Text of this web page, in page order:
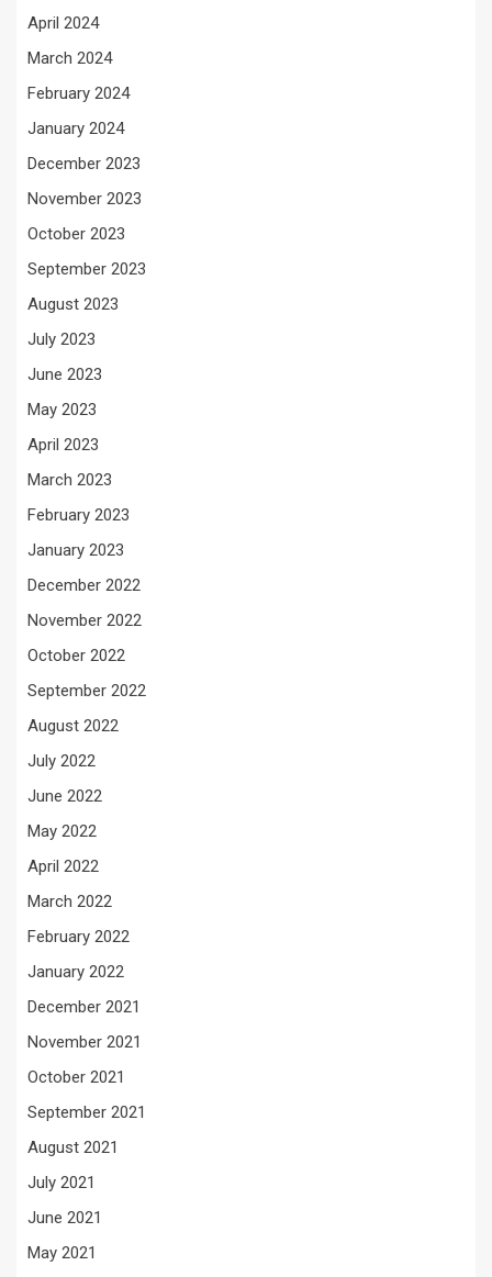
April 2024
March 2024
February 2024
January 2024
December 2023
November 2023
October 2023
September 2023
August 2023
July 2023
June 2023
May 2023
April 2023
March 2023
February 2023
January 2023
December 2022
November 2022
October 2022
September 2022
August 2022
July 2022
June 2022
May 2022
April 2022
March 2022
February 2022
January 2022
December 2021
November 2021
October 2021
September 2021
August 2021
July 2021
June 2021
May 2021